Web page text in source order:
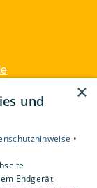
×
und
•
Endgerät